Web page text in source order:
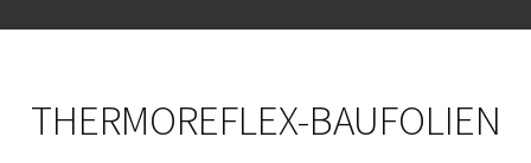
THERMOREFLEX-BAUFOLIEN